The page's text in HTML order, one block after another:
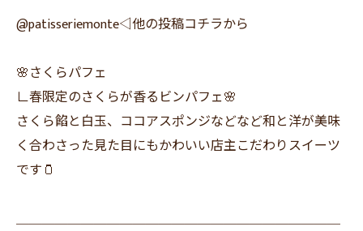
@patisseriemonte◁他の投稿コチラから
🌸さくらパフェ
∟春限定のさくらが香るビンパフェ🌸
さくら餡と白玉、ココアスポンジなどなど和と洋が美味
く合わさった見た目にもかわいい店主こだわりスイーツ
です🫙
＿＿＿＿＿＿＿＿＿＿＿＿＿＿＿＿＿＿＿＿＿＿＿＿＿